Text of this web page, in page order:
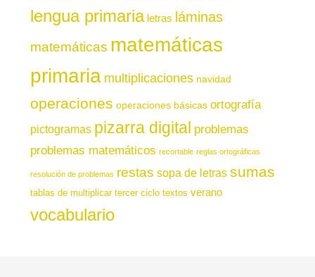
lengua primaria letras láminas
matemáticas matemáticas
primaria multiplicaciones navidad
operaciones operaciones básicas ortografía
pictogramas pizarra digital problemas
problemas matemáticos recortable reglas ortográficas
resolución de problemas restas sopa de letras sumas
tablas de multiplicar tercer ciclo textos verano
vocabulario